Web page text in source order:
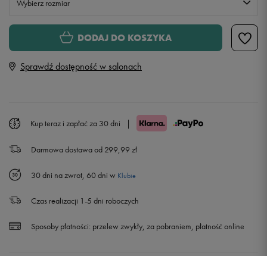
Wybierz rozmiar
Powiadom o dostępności
S
Powiadom o dostępności
DODAJ DO KOSZYKA
Sprawdź dostępność w salonach
Kup teraz i zapłać za 30 dni |
Darmowa dostawa od 299,99 zł
30 dni na zwrot, 60 dni w Klubie
Czas realizacji 1-5 dni roboczych
Sposoby płatności: przelew zwykły, za pobraniem, płatność online